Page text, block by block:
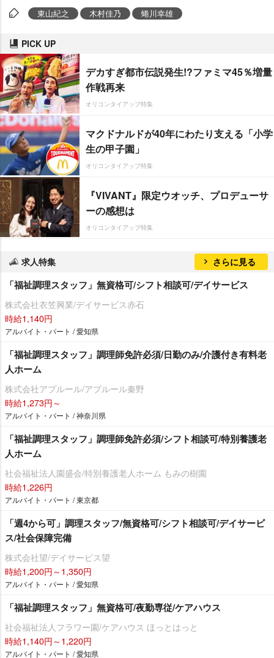
東山紀之 木村佳乃 蜷川幸雄
PICK UP
デカすぎ都市伝説発生!?ファミマ45％増量
作戦再来
オリコンタイアップ特集
マクドナルドが40年にわたり支える「小学
生の甲子園」
オリコンタイアップ特集
『VIVANT』限定ウオッチ、プロデューサ
ーの感想は
オリコンタイアップ特集
求人特集 さらに見る
「福祉調理スタッフ」無資格可/シフト相談可/デイサービス
株式会社衣笠興業/デイサービス赤石
時給1,140円
アルバイト・パート / 愛知県
「福祉調理スタッフ」調理師免許必須/日勤のみ/介護付き有料老
人ホーム
株式会社アプルール/アプルール秦野
時給1,273円～
アルバイト・パート / 神奈川県
「福祉調理スタッフ」調理師免許必須/シフト相談可/特別養護老
人ホーム
社会福祉法人園盛会/特別養護老人ホーム もみの樹園
時給1,226円
アルバイト・パート / 東京都
「週4から可」調理スタッフ/無資格可/シフト相談可/デイサービ
ス/社会保障完備
株式会社望/デイサービス望
時給1,200円～1,350円
アルバイト・パート / 愛知県
「福祉調理スタッフ」無資格可/夜勤専従/ケアハウス
社会福祉法人フラワー園/ケアハウス ほっとはっと
時給1,140円～1,220円
アルバイト・パート / 愛知県